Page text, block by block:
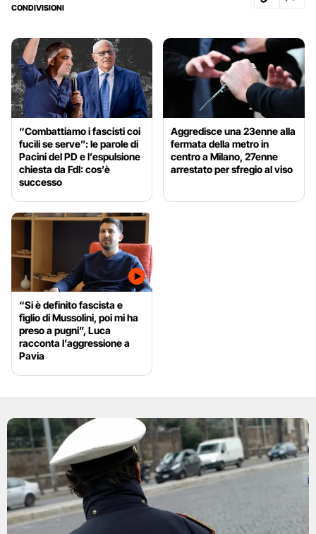
CONDIVISIONI
“Combattiamo i fascisti coi
fucili se serve”: le parole di
Pacini del PD e l’espulsione
chiesta da FdI: cos’è
successo
Aggredisce una 23enne alla
fermata della metro in
centro a Milano, 27enne
arrestato per sfregio al viso
“Si è definito fascista e
figlio di Mussolini, poi mi ha
preso a pugni”, Luca
racconta l’aggressione a
Pavia